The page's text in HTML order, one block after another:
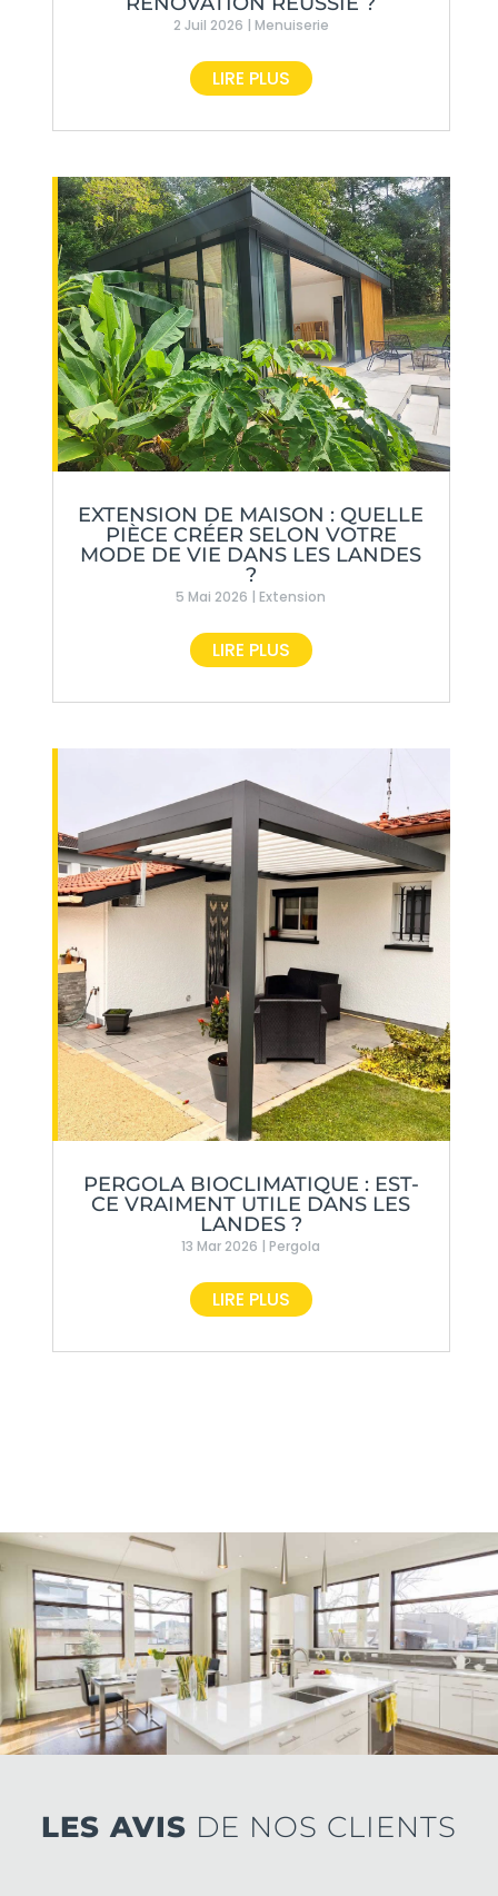
2 Juil 2026 | Menuiserie
LIRE PLUS
EXTENSION DE MAISON : QUELLE
PIÈCE CRÉER SELON VOTRE
MODE DE VIE DANS LES LANDES
?
5 Mai 2026 |Extension
LIRE PLUS
PERGOLA BIOCLIMATIQUE : EST-
CE VRAIMENT UTILE DANS LES
LANDES ?
13 Mar 2026 |Pergola
LIRE PLUS
LES AVIS DE NOS CLIENTS